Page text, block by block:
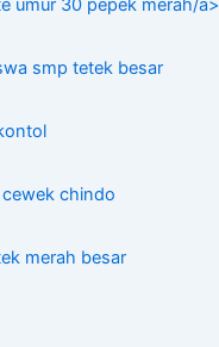
umur 30 pepek merah/a>
smp tetek besar
chindo
merah besar